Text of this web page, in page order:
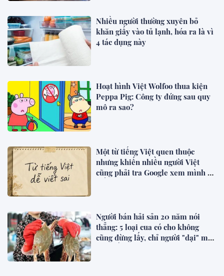
Nhiều người thường xuyên bỏ
khăn giấy vào tủ lạnh, hóa ra là vì
4 tác dụng này
Hoạt hình Việt Wolfoo thua kiện
Peppa Pig: Công ty đứng sau quy
mô ra sao?
Một từ tiếng Việt quen thuộc
nhưng khiến nhiều người Việt
cũng phải tra Google xem mình có
Người bán hải sản 20 năm nói
thẳng: 5 loại cua có cho không
cũng đừng lấy, chỉ người "dại" mới